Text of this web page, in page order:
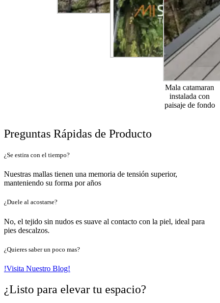
Mala catamaran
instalada con
paisaje de fondo
Preguntas Rápidas de Producto
¿Se estira con el tiempo?
Nuestras mallas tienen una memoria de tensión superior,
manteniendo su forma por años
¿Duele al acostarse?
No, el tejido sin nudos es suave al contacto con la piel, ideal para
pies descalzos.
¿Quieres saber un poco mas?
!Visita Nuestro Blog!
¿Listo para elevar tu espacio?